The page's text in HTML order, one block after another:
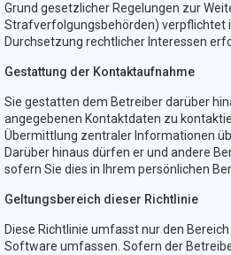
Grund gesetzlicher Regelungen zur
Strafverfolgungsbehörden) verpflichtet
Durchsetzung rechtlicher Interessen
Gestattung der Kontaktaufnahme
Sie gestatten dem Betreiber darüber
angegebenen Kontaktdaten zu
Übermittlung zentraler Informationen
Darüber hinaus dürfen er und andere
sofern Sie dies in Ihrem persönlichen
Geltungsbereich dieser Richtlinie
Diese Richtlinie umfasst nur den
Software umfassen. Sofern der